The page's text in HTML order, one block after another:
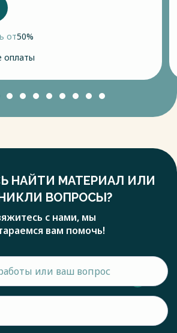
от50%
оплаты
НАЙТИ МАТЕРИАЛ ИЛИ
ВОПРОСЫ?
с нами, мы
вам помочь!